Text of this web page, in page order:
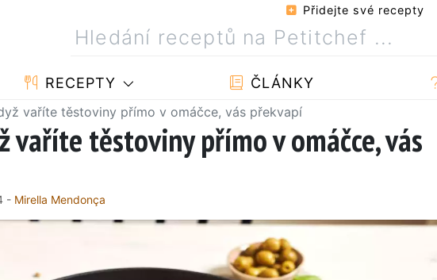
Přidejte své recepty
RECEPTY ČLÁNKY
vaříte těstoviny přímo v omáčce, vás překvapí
vaříte těstoviny přímo v omáčce, vás
- Mirella Mendonça